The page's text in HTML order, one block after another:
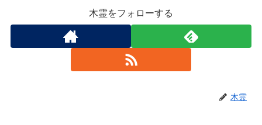
木霊をフォローする
木霊